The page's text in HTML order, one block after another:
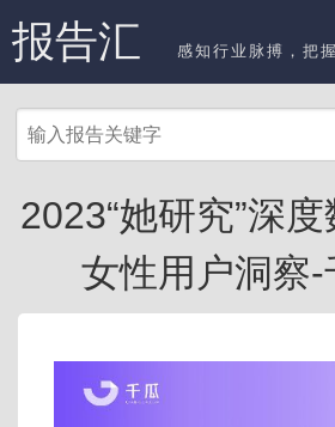
报告汇 感知行业脉搏，把
2023“她研究”深
女性用户洞察